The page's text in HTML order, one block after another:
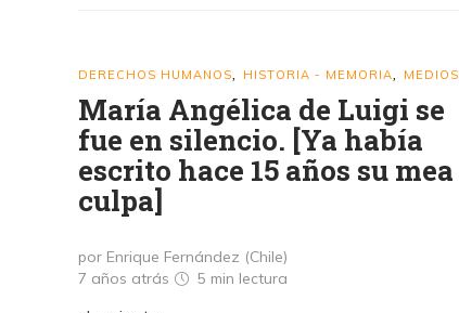
DERECHOS HUMANOS HISTORIA - MEMORIA MEDIOS
María Angélica de Luigi se
fue en silencio. [Ya había
escrito hace 15 años su mea
culpa]
por Enrique Fernández (Chile)
7 años atrás
5 min lectura